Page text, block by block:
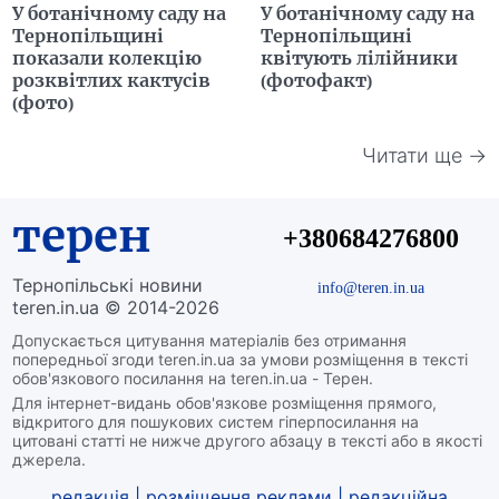
У ботанічному саду на
Тернопільщині
показали колекцію
розквітлих кактусів
(фото)
У ботанічному саду на
Тернопільщині
квітують лілійники
(фотофакт)
Читати ще →
терен
Тернопільські новини
teren.in.ua © 2014-2026
Допускається цитування матеріалів без отримання
попередньої згоди teren.in.ua за умови розміщення в тексті
обов'язкового посилання на teren.in.ua - Терен.
Для інтернет-видань обов'язкове розміщення прямого,
відкритого для пошукових систем гіперпосилання на
цитовані статті не нижче другого абзацу в тексті або в якості
джерела.
+380684276800
info@teren.in.ua